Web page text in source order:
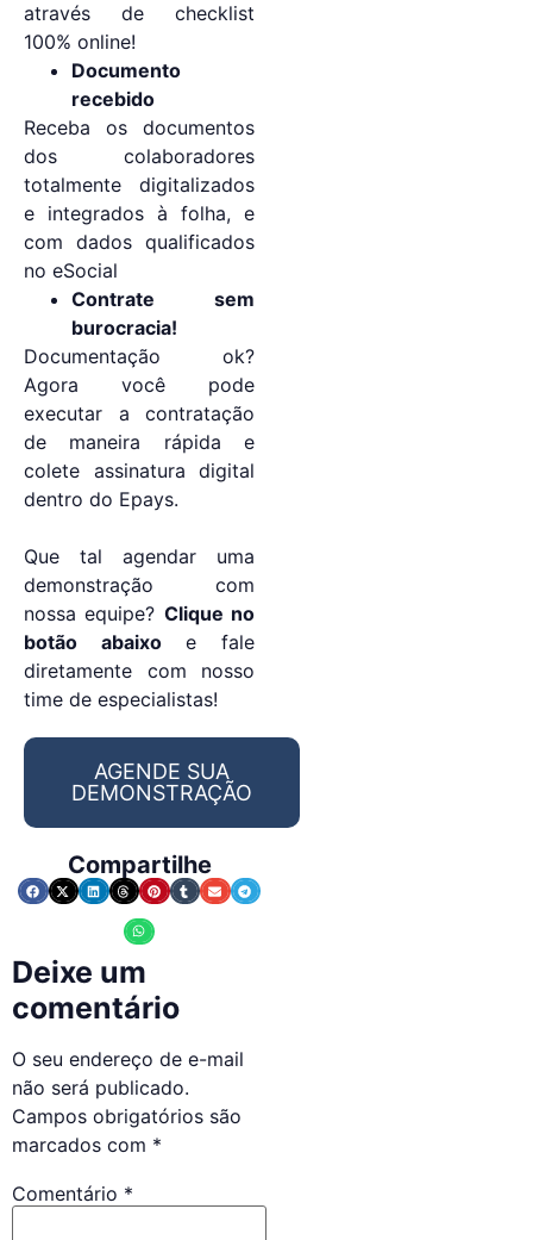
através de checklist
100% online!
Documento
recebido
Receba os documentos
dos colaboradores
totalmente digitalizados
e integrados à folha, e
com dados qualificados
no eSocial
Contrate sem
burocracia!
Documentação ok?
Agora você pode
executar a contratação
de maneira rápida e
colete assinatura digital
dentro do Epays.
Que tal agendar uma
demonstração com
nossa equipe? Clique no
botão abaixoe fale
diretamente com nosso
time de especialistas!
AGENDE SUA
DEMONSTRAÇÃO
Compartilhe
Deixe um
comentário
O seu endereço de e-mail
não será publicado.
Campos obrigatórios são
marcados com *
Comentário *